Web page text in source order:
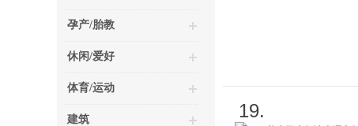
孕产/胎教
休闲/爱好
体育/运动
建筑 19.